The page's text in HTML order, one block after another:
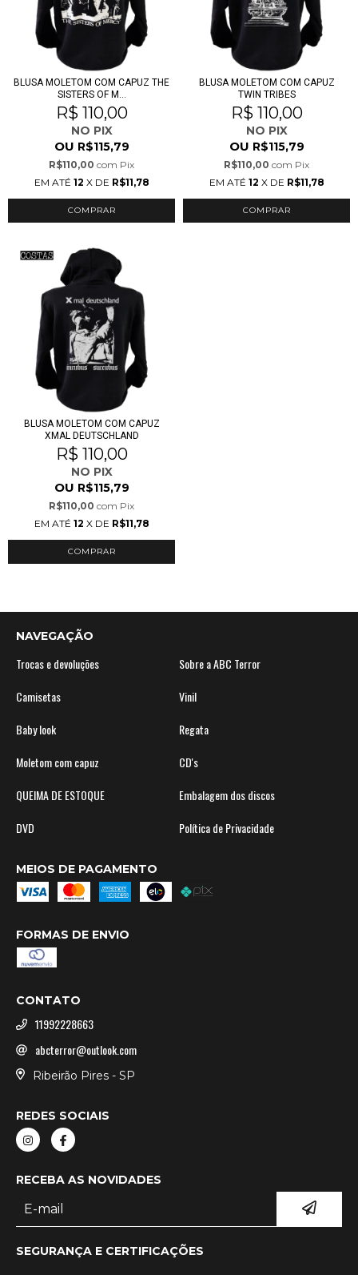
BLUSA MOLETOM COM CAPUZ THE
SISTERS OF M...
R$ 110,00
NO PIX
OU R$115,79
R$110,00 com Pix
EM ATÉ 12 X DE R$11,78
COMPRAR
BLUSA MOLETOM COM CAPUZ
TWIN TRIBES
R$ 110,00
NO PIX
OU R$115,79
R$110,00 com Pix
EM ATÉ 12 X DE R$11,78
COMPRAR
BLUSA MOLETOM COM CAPUZ
XMAL DEUTSCHLAND
R$ 110,00
NO PIX
OU R$115,79
R$110,00 com Pix
EM ATÉ 12 X DE R$11,78
COMPRAR
NAVEGAÇÃO
Trocas e devoluções
Sobre a ABC Terror
Camisetas
Vinil
Baby look
Regata
Moletom com capuz
CD's
QUEIMA DE ESTOQUE
Embalagem dos discos
DVD
Política de Privacidade
MEIOS DE PAGAMENTO
FORMAS DE ENVIO
CONTATO
11992228663
abcterror@outlook.com
Ribeirão Pires - SP
REDES SOCIAIS
RECEBA AS NOVIDADES
SEGURANÇA E CERTIFICAÇÕES